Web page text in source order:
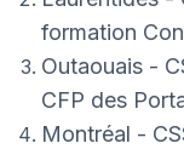
formation
Outaouais -
CFP des
Montréal -